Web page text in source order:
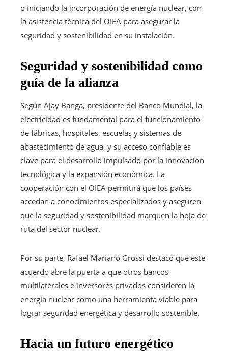
o iniciando la incorporación de energía nuclear, con
la asistencia técnica del OIEA para asegurar la
seguridad y sostenibilidad en su instalación.
Seguridad y sostenibilidad como
guía de la alianza
Según Ajay Banga, presidente del Banco Mundial, la
electricidad es fundamental para el funcionamiento
de fábricas, hospitales, escuelas y sistemas de
abastecimiento de agua, y su acceso confiable es
clave para el desarrollo impulsado por la innovación
tecnológica y la expansión económica. La
cooperación con el OIEA permitirá que los países
accedan a conocimientos especializados y aseguren
que la seguridad y sostenibilidad marquen la hoja de
ruta del sector nuclear.
Por su parte, Rafael Mariano Grossi destacó que este
acuerdo abre la puerta a que otros bancos
multilaterales e inversores privados consideren la
energía nuclear como una herramienta viable para
lograr seguridad energética y desarrollo sostenible.
Hacia un futuro energético